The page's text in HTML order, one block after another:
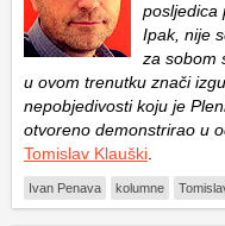
posljedica
Ipak, nije
za sobom
u ovom trenutku znači
nepobjedivosti koju je
otvoreno demonstrirao u
Tomislav Klauški
Ivan Penava kolumne